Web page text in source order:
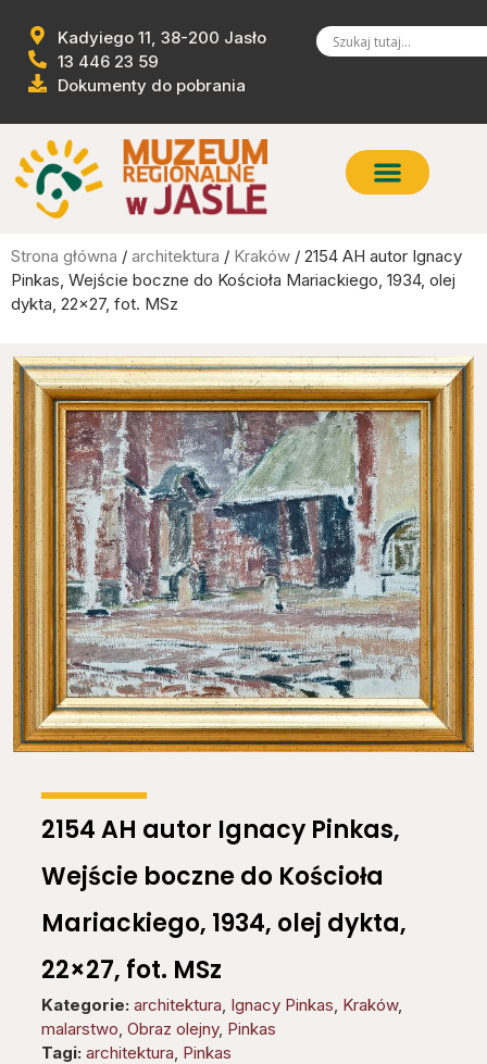
Kadyiego 11, 38-200 Jasło
13 446 23 59
Dokumenty do pobrania
Strona główna / architektura / Kraków / 2154 AH autor Ignacy
Pinkas, Wejście boczne do Kościoła Mariackiego, 1934, olej
dykta, 22×27, fot. MSz
2154 AH autor Ignacy Pinkas,
Wejście boczne do Kościoła
Mariackiego, 1934, olej dykta,
22×27, fot. MSz
Kategorie: architektura, Ignacy Pinkas, Kraków,
malarstwo, Obraz olejny, Pinkas
Tagi: architektura, Pinkas